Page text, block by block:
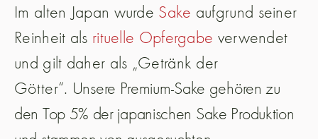
Im alten Japan wurde Sake aufgrund seiner
Reinheit als rituelle Opfergabe verwendet
und gilt daher als „Getränk der
Götter“. Unsere Premium-Sake gehören zu
den Top 5% der japanischen Sake Produktion